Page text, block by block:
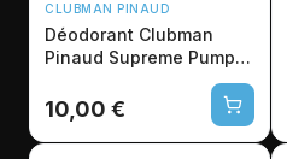
CLUBMAN PINAUD
Déodorant Clubman
Pinaud Supreme Pump
118ml - Sans Aérosol
10,00 €